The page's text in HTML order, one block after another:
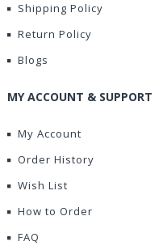
Shipping Policy
Return Policy
Blogs
MY ACCOUNT & SUPPORT
My Account
Order History
Wish List
How to Order
FAQ